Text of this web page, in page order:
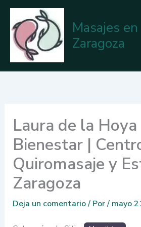
contenido
Masajes en
Zaragoza
Laura de la
Bienestar |
Quiromasaje y
Zaragoza
Deja un comentario/ Por/ mayo